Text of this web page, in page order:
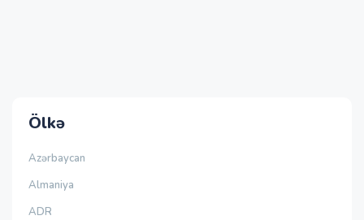
Ölkə
Azərbaycan
Almaniya
ADR